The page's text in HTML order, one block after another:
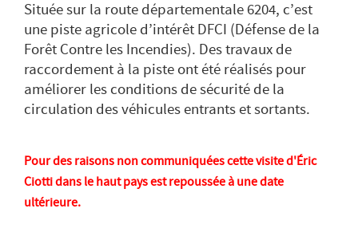
Située sur la route départementale 6204, c’est
une piste agricole d’intérêt DFCI (Défense de la
Forêt Contre les Incendies). Des travaux de
raccordement à la piste ont été réalisés pour
améliorer les conditions de sécurité de la
circulation des véhicules entrants et sortants.
Pour des raisons non communiquées cette visite d'Éric
Ciotti dans le haut pays est repoussée à une date
ultérieure.